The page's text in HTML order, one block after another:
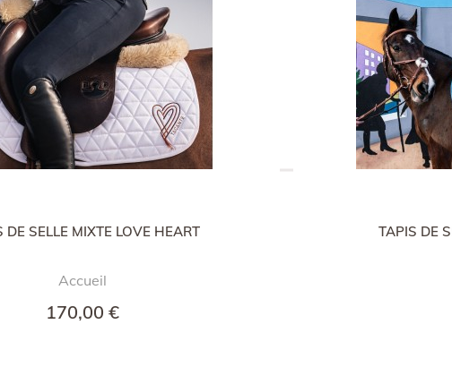
DE SELLE MIXTE LOVE HEART
Accueil
170,00 €
TAPIS DE